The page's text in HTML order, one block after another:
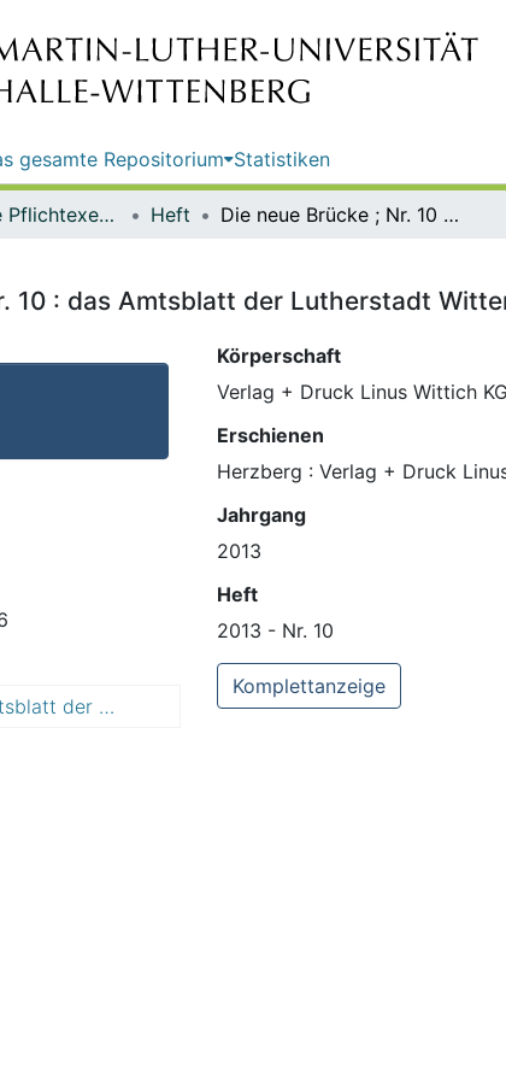
gesamte Repositorium Statistiken
Elektronische Pflichtexemplare Heft Die neue Brücke ; Nr. 10 : das Amtsblatt der Lutherstadt Wittenberg / Herausgeber: Lutherstadt Wittenberg
10 : das Amtsblatt der Lutherstadt
Die neue Brücke : das Amtsblatt der Lutherstadt Wittenberg
Körperschaft
Verlag + Druck Linus Wittich KG
Erschienen
Herzberg : Verlag + Druck
Jahrgang
2013
Heft
2013 - Nr. 10
Komplettanzeige